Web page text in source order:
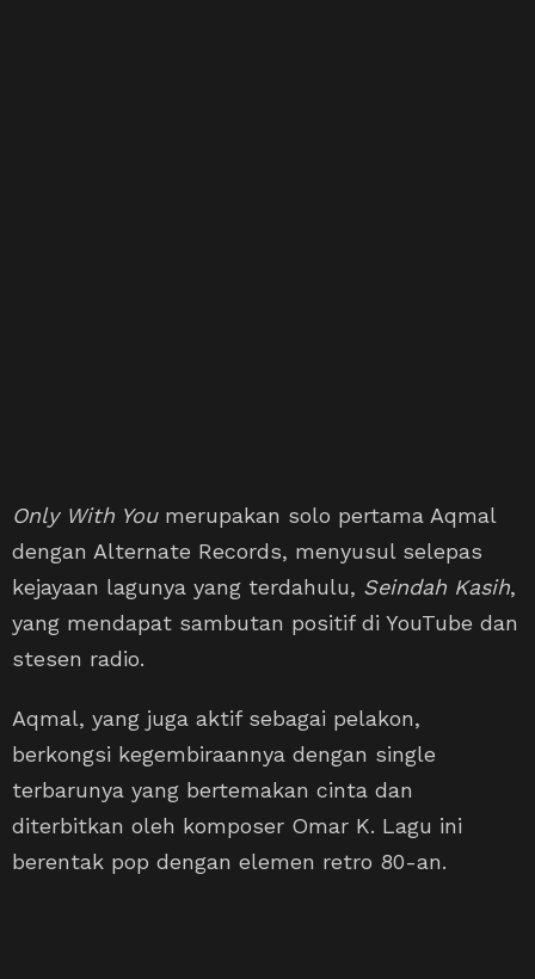
Only With Youmerupakan solo pertama Aqmal
dengan Alternate Records, menyusul selepas
kejayaan lagunya yang terdahulu, Seindah Kasih,
yang mendapat sambutan positif di YouTube dan
stesen radio.
Aqmal, yang juga aktif sebagai pelakon,
berkongsi kegembiraannya dengan single
terbarunya yang bertemakan cinta dan
diterbitkan oleh komposer Omar K. Lagu ini
berentak pop dengan elemen retro 80-an.